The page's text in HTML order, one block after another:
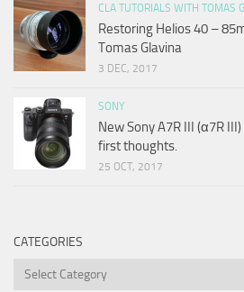
CLA TUTORIALS WITH TOMAS
Restoring Helios 40 –
Tomas Glavina
3 DEC, 2017
SONY
New Sony A7R III (α7R
first thoughts.
25 OCT, 2017
CATEGORIES
Categories